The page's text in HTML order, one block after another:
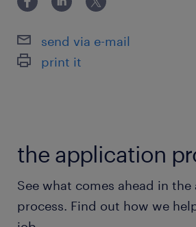
★教育関連
★交通費支給
★社会保険完備
山手線／目白駅（徒歩1分）
丸ノ内線、南北線、総武線、中
（徒歩8分）
send via e-mail
print it
the application
See what comes ahead in
process. Find out how we